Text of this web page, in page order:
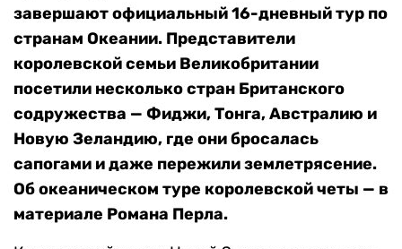
завершают официальный 16-дневный тур по
странам Океании. Представители
королевской семьи Великобритании
посетили несколько стран Британского
содружества — Фиджи, Тонга, Австралию и
Новую Зеландию, где они бросалась
сапогами и даже пережили землетрясение.
Об океаническом туре королевской четы — в
материале Романа Перла.